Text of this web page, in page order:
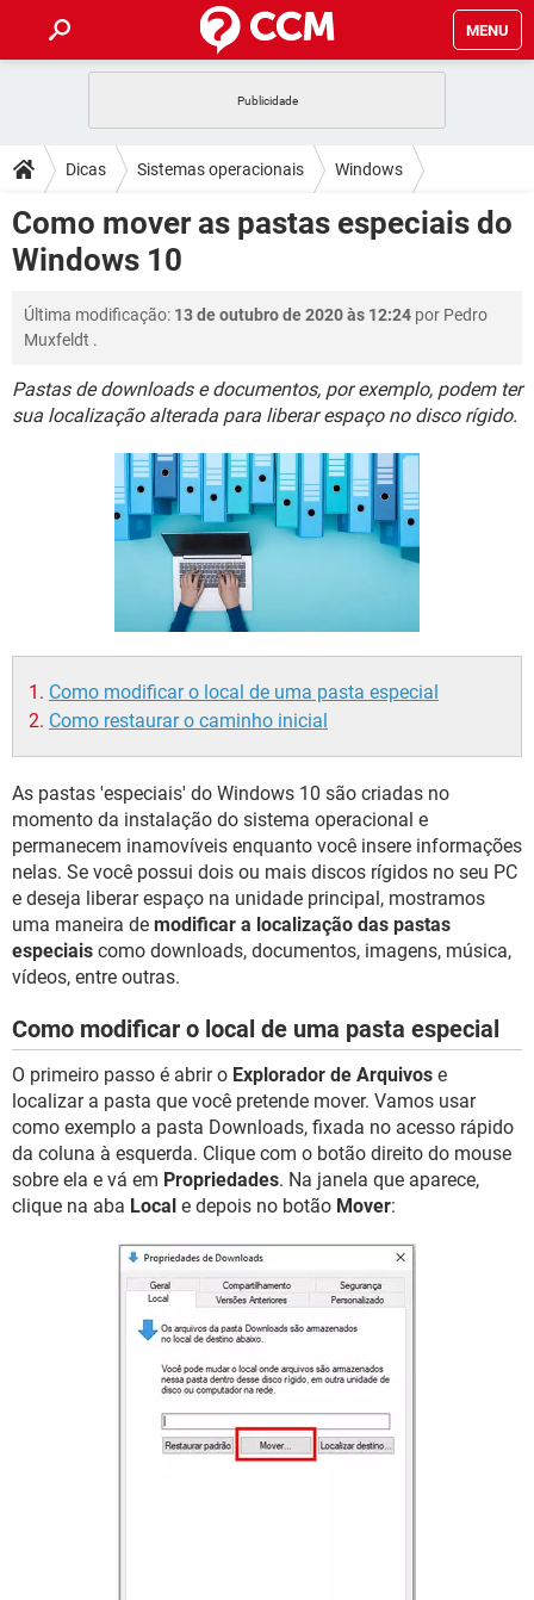
MENU
CELULAR FACEBOOK
OUTLOOK EXCEL
INSTAGRAM
DICAS
JOGOS WHATSAPP
CELULAR FACEBOOK
INSTAGRAM GMAIL
DOWNLOADS
JOGOS
OUTLOOK
INSTAGRAM GMAIL
GUIA DE COMPRAS
FÓRUM
JOGOS WHATSAPP
OUTLOOK EXCEL
GUIA DE COMPRAS
GLOSSÁRIO
JOGOS WHATSAPP
CELULAR FACEBOOK
EXCEL
GMAIL
GUIA DE COMPRAS
Dicas Sistemas operacionais Windows
Windows 7
Como mover as pastas especiais do
Windows 10
Última modificação: 13 de outubro de 2020 às 12:24 por Pedro
Muxfeldt .
Pastas de downloads e documentos, por exemplo, podem ter
sua localização alterada para liberar espaço no disco rígido.
Como modificar o local de uma pasta especial
Como restaurar o caminho inicial
As pastas 'especiais' do Windows 10 são criadas no
momento da instalação do sistema operacional e
permanecem inamovíveis enquanto você insere informações
nelas. Se você possui dois ou mais discos rígidos no seu PC
e deseja liberar espaço na unidade principal, mostramos
uma maneira de modificar a localização das pastas
especiais como downloads, documentos, imagens, música,
vídeos, entre outras.
Como modificar o local de uma pasta especial
O primeiro passo é abrir o Explorador de Arquivos e
localizar a pasta que você pretende mover. Vamos usar
como exemplo a pasta Downloads, fixada no acesso rápido
da coluna à esquerda. Clique com o botão direito do mouse
sobre ela e vá em Propriedades. Na janela que aparece,
clique na aba Local e depois no botão Mover: